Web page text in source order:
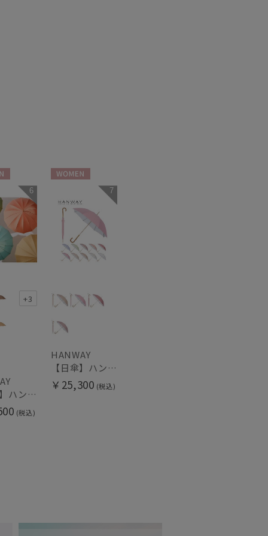
6
+3
【雨傘】ハンウェイ （HANWAY ）真田耳（サナダミミ）長傘 日本製 カーボン骨
(税込)
7
HANWAY
【日傘】ハンウェイ (HANWAY) Pシエスタ 白ラミネート ナチュラルカラー 長傘 オールウェザー 遮光 竹手元 晴雨兼用 UV 日本製
￥25,300 (税込)